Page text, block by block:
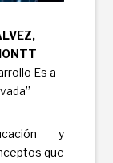
Es a
y
que